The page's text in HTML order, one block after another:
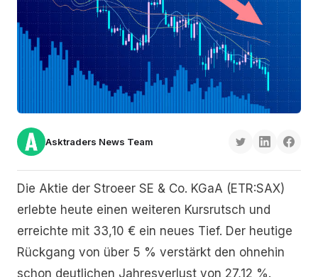
Asktraders News Team
Die Aktie der Stroeer SE & Co. KGaA (ETR:SAX)
erlebte heute einen weiteren Kursrutsch und
erreichte mit 33,10 € ein neues Tief. Der heutige
Rückgang von über 5 % verstärkt den ohnehin
schon deutlichen Jahresverlust von 27,12 %.